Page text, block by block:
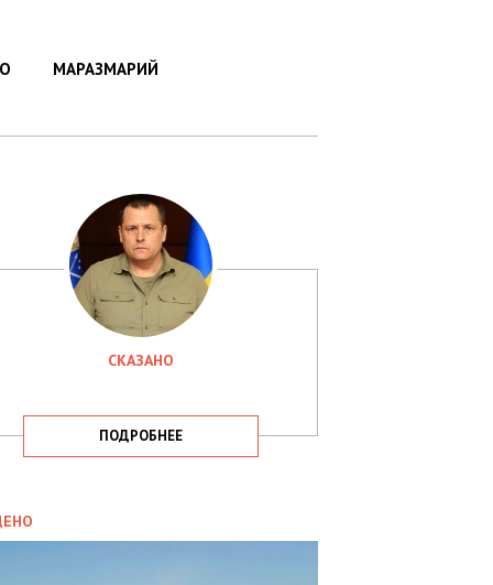
МАРАЗМАРИЙ
СКАЗАНО
ПОДРОБНЕЕ